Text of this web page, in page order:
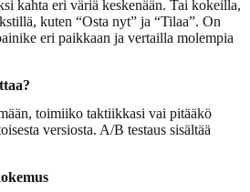
kahta eri väriä keskenään. Tai kokeilla,
kuten “Osta nyt” ja “Tilaa”. On
eri paikkaan ja vertailla molempia
toimiiko taktiikkasi vai pitääkö
versiosta. A/B testaus sisältää